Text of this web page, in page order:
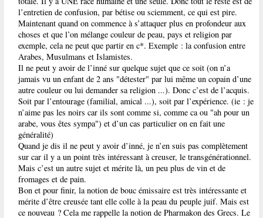
l’entretien de confusion, par bétise ou sciemment, ce qui est pire.
Maintenant quand on commence à s’attaquer plus en profondeur aux
choses et que l’on mélange couleur de peau, pays et religion par
exemple, cela ne peut que partir en c*. Exemple : la confusion entre
Arabes, Musulmans et Islamistes.
Il ne peut y avoir de l’inné sur quelque sujet que ce soit (on n’a
jamais vu un enfant de 2 ans "détester" par lui même un copain d’une
autre couleur ou lui demander sa religion ...). Donc c’est de l’acquis.
Soit par l’entourage (familial, amical ...), soit par l’expérience. (ie : je
n’aime pas les noirs car ils sont comme si, comme ca ou "ah pour un
arabe, vous êtes sympa") et d’un cas particulier on en fait une
généralité)
Quand je dis il ne peut y avoir d’inné, je n’en suis pas complètement
sur car il y a un point très intéressant à creuser, le transgénérationnel.
Mais c’est un autre sujet et mérite là, un peu plus de vin et de
fromages et de pain.
Bon et pour finir, la notion de bouc émissaire est très intéressante et
mérite d’être creusée tant elle colle à la peau du peuple juif. Mais est
ce nouveau ? Cela me rappelle la notion de Pharmakon des Grecs. Le